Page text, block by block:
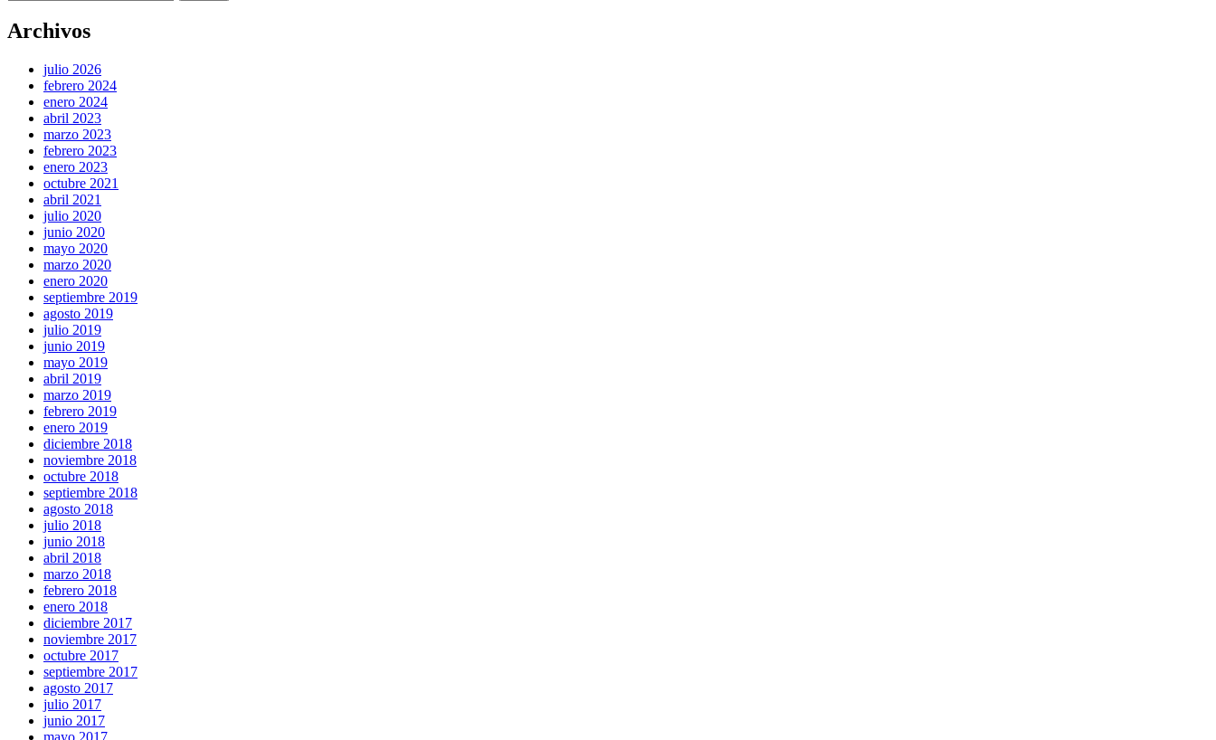
Archivos
julio 2026
febrero 2024
enero 2024
abril 2023
marzo 2023
febrero 2023
enero 2023
octubre 2021
abril 2021
julio 2020
junio 2020
mayo 2020
marzo 2020
enero 2020
septiembre 2019
agosto 2019
julio 2019
junio 2019
mayo 2019
abril 2019
marzo 2019
febrero 2019
enero 2019
diciembre 2018
noviembre 2018
octubre 2018
septiembre 2018
agosto 2018
julio 2018
junio 2018
abril 2018
marzo 2018
febrero 2018
enero 2018
diciembre 2017
noviembre 2017
octubre 2017
septiembre 2017
agosto 2017
julio 2017
junio 2017
mayo 2017